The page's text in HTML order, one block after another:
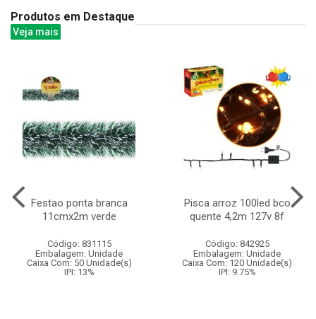
Produtos em Destaque
Veja mais
Festao ponta branca
11cmx2m verde
Código: 831115
Embalagem: Unidade
Caixa Com: 50 Unidade(s)
IPI: 13%
Pisca arroz 100led bco
quente 4,2m 127v 8f
Código: 842925
Embalagem: Unidade
Caixa Com: 120 Unidade(s)
IPI: 9.75%